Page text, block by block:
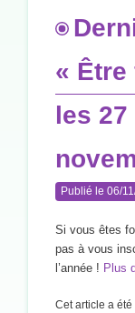
« Être
les 27
Publié le 06/
Si vous êtes
pas à vous
l’année ! Plus
Cet article a